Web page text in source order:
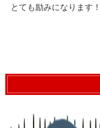
とても励みになります！